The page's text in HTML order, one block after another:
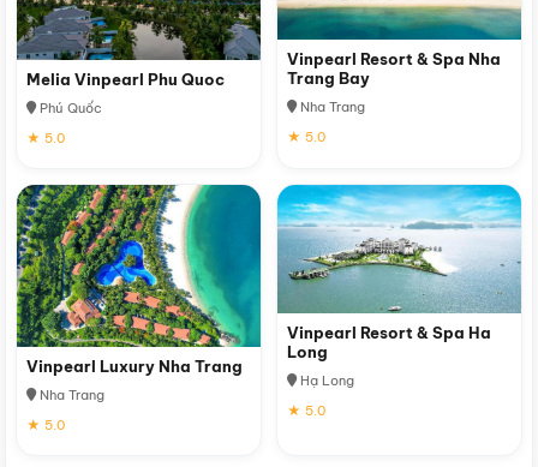
Melia Vinpearl Phu Quoc
Phú Quốc
★ 5.0
Vinpearl Resort & Spa Nha
Trang Bay
Nha Trang
★ 5.0
Vinpearl Luxury Nha Trang
Nha Trang
★ 5.0
Vinpearl Resort & Spa Ha
Long
Hạ Long
★ 5.0